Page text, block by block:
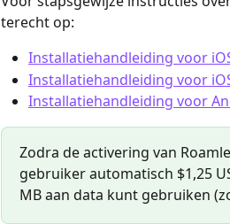
terecht op:
Installatiehandleiding voor
Installatiehandleiding voor
Installatiehandleiding voor
Zodra de activering van
gebruiker automatisch $1,25
MB aan data kunt gebruiken